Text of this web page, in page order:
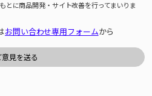
とに商品開発・サイト改善を行ってまいりま
お問い合わせ専用フォームから